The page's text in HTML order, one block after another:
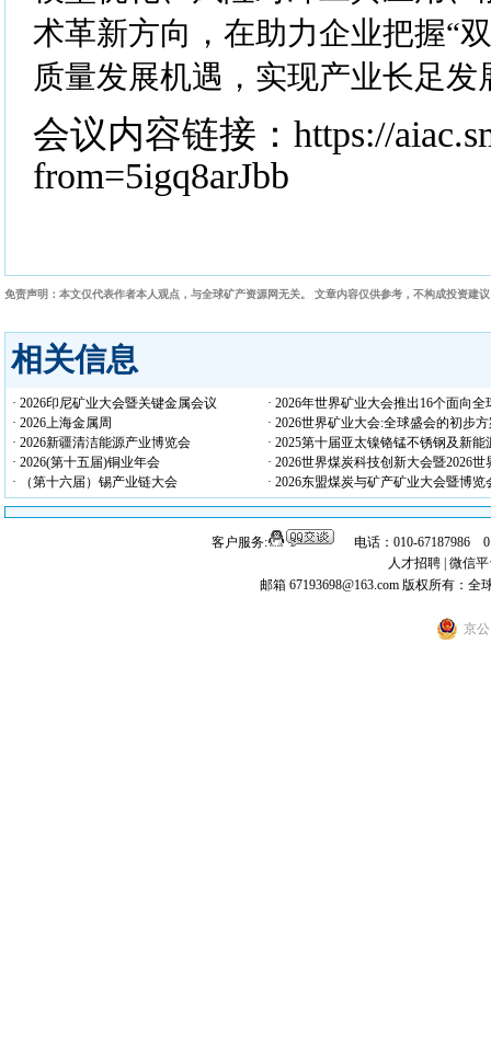
术革新方向，在助力企业把握“
质量发展机遇，实现产业长足发
会议内容链接：https://
from=5igq8arJbb
免责声明：本文仅代表作者本人观点，与全球矿产资源网无关。 文章内容仅供参考，不构成投资建
相关信息
· 2026印尼矿业大会暨关键金属会议
· 2026年世界矿业大会推出16个面向
· 2026上海金属周
· 2026世界矿业大会:全球盛会的初步
· 2026新疆清洁能源产业博览会
· 2025第十届亚太镍铬锰不锈钢及新能
· 2026(第十五届)铜业年会
· 2026世界煤炭科技创新大会暨2026
· （第十六届）锡产业链大会
· 2026东盟煤炭与矿产矿业大会暨博览
客户服务:
电话：010-67187986
人才招聘 微信
邮箱 67193698@163.com 版权所有：全
京公